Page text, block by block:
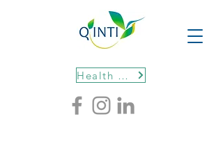
Health protocols